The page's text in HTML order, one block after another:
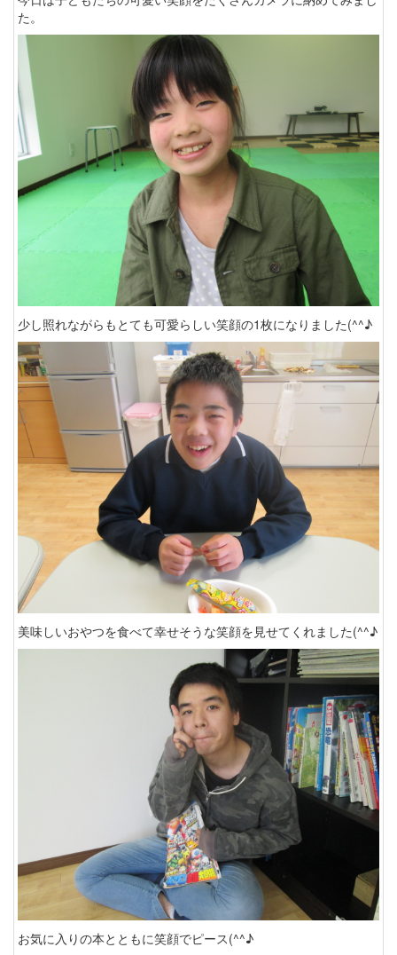
た。
少し照れながらもとても可愛らしい笑顔の1枚になりました(^^♪
美味しいおやつを食べて幸せそうな笑顔を見せてくれました(^^♪
お気に入りの本とともに笑顔でピース(^^♪